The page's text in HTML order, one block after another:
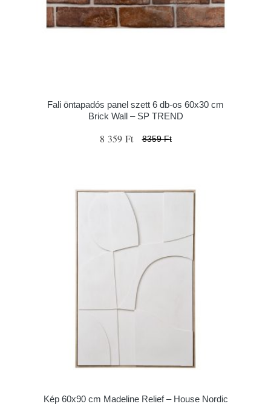
Fali öntapadós panel szett 6 db-os 60x30 cm
Brick Wall – SP TREND
8 359 Ft 8359 Ft
Kép 60x90 cm Madeline Relief – House Nordic